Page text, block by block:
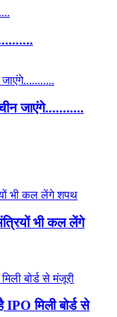
जाएंगे...........
भी कल लेंगे
मिली बोर्ड से